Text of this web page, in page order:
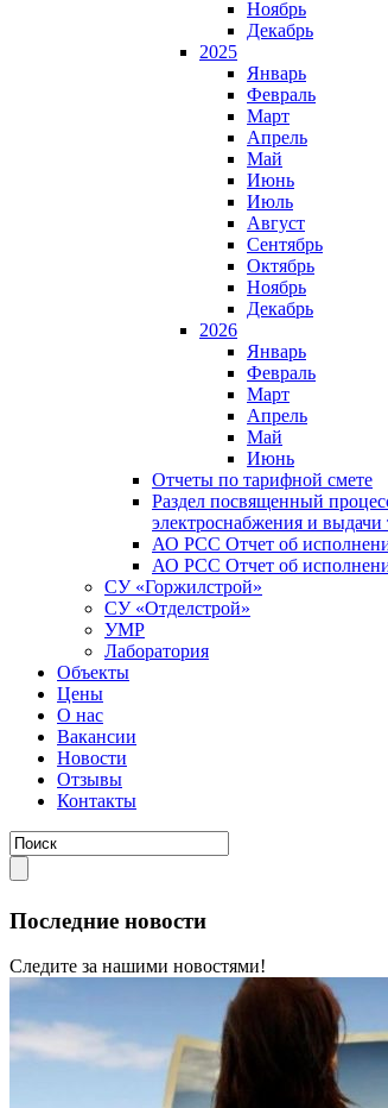
Ноябрь
Декабрь
2025
Январь
Февраль
Март
Апрель
Май
Июнь
Июль
Август
Сентябрь
Октябрь
Ноябрь
Декабрь
2026
Январь
Февраль
Март
Апрель
Май
Июнь
Отчеты по тарифной смете
Раздел посвященный
электроснабжения и выдачи
АО РСС Отчет об
АО РСС Отчет об
СУ «Горжилстрой»
СУ «Отделстрой»
УМР
Лаборатория
Объекты
Цены
О нас
Вакансии
Новости
Отзывы
Контакты
Последние новости
Следите за нашими новостями!